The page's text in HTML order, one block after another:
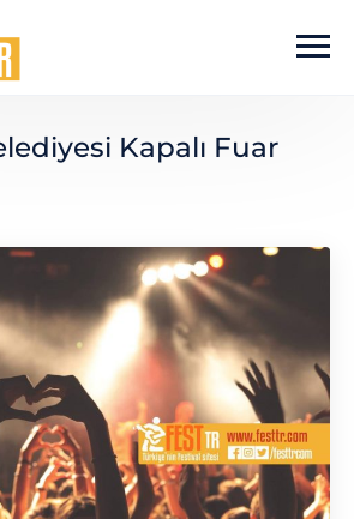
Kapalı Fuar